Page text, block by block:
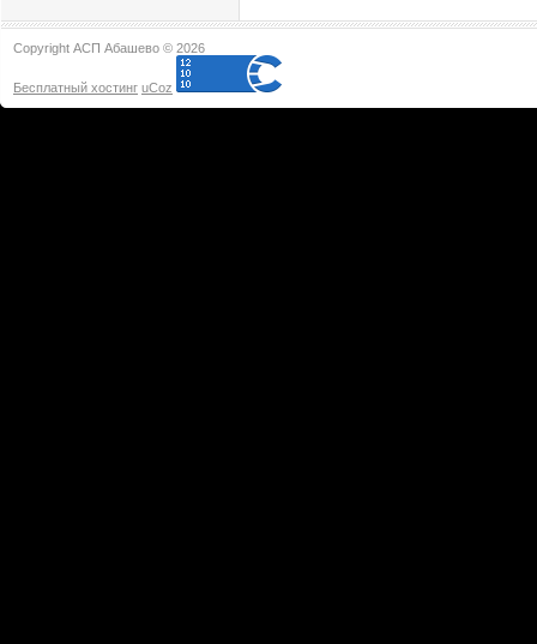
Copyright АСП Абашево © 2026
Бесплатный хостинг uCoz